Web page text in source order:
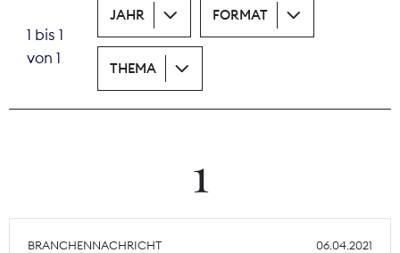
Print
Wächterpreis
1 bis 1
von 1
JAHR FORMAT
THEMA
1
BRANCHENNACHRICHT 06.04.2021